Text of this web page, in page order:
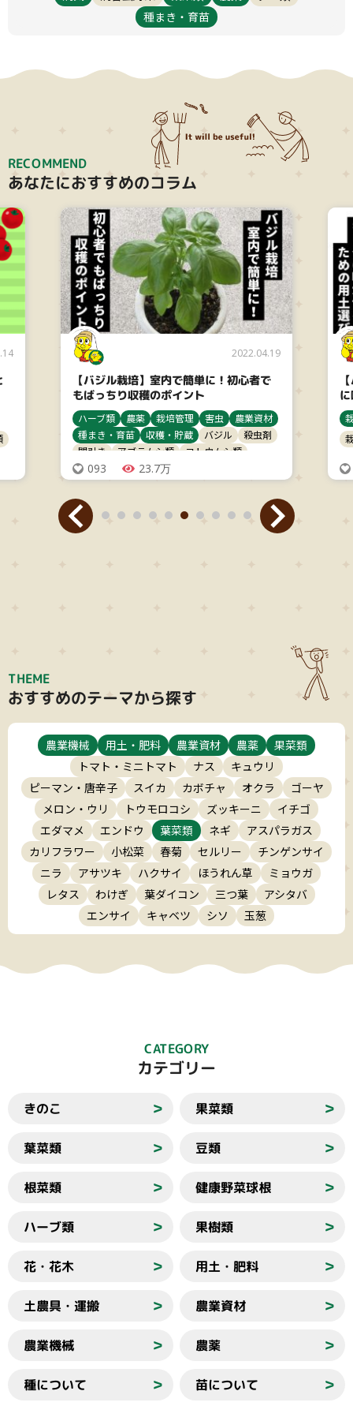
検索
リセット
種まき・育苗
RECOMMEND
あなたにおすすめのコラム
2022.04.19
【バジル栽培】室内で簡単に！初心者で
もばっちり収穫のポイント
ハーブ類 農薬 栽培管理 害虫
農業資材
種まき・育苗
収穫・貯蔵 バジル
殺虫剤
間引き
アブラムシ類 ヨトウムシ類
093 23.7万
THEME
おすすめのテーマから探す
農業機械 用土・肥料 農業資材 農薬
果菜類
トマト・ミニトマト
ナス
キュウリ
ピーマン・唐辛子
スイカ カボチャ オクラ
ゴーヤ
メロン・ウリ
トウモロコシ ズッキーニ
イチゴ
エダマメ
エンドウ 葉菜類 ネギ
アスパラガス
カリフラワー
小松菜 春菊 セルリー
チンゲンサイ
ニラ
アサツキ ハクサイ ほうれん草
ミョウガ
レタス
わけぎ 葉ダイコン 三つ葉
アシタバ
エンサイ
キャベツ シソ 玉葱
CATEGORY
カテゴリー
きのこ ＞ 果菜類 ＞
葉菜類 ＞ 豆類 ＞
根菜類 ＞ 健康野菜球根 ＞
ハーブ類 ＞ 果樹類 ＞
花・花木 ＞ 用土・肥料 ＞
土農具・運搬 ＞ 農業資材 ＞
農業機械 ＞ 農薬 ＞
種について ＞ 苗について ＞